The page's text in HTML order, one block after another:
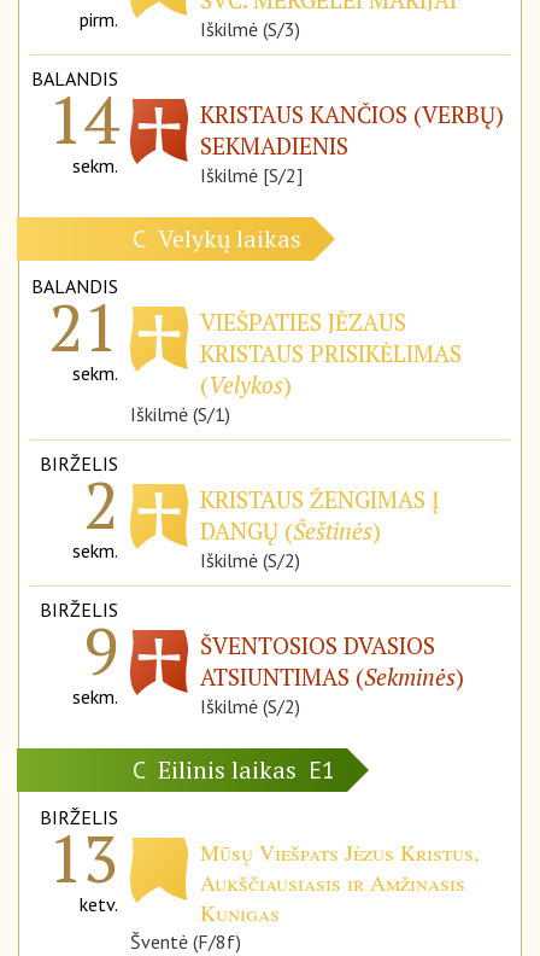
pirm. Iškilmė (S/3)
BALANDIS
14
sekm.
KRISTAUS KANČIOS (VERBŲ)
SEKMADIENIS
Iškilmė [S/2]
C Velykų laikas
BALANDIS
21
sekm.
VIEŠPATIES JĖZAUS
KRISTAUS PRISIKĖLIMAS
(Velykos)
Iškilmė (S/1)
BIRŽELIS
2
sekm.
KRISTAUS ŽENGIMAS Į
DANGŲ (Šeštinės)
Iškilmė (S/2)
BIRŽELIS
9
sekm.
ŠVENTOSIOS DVASIOS
ATSIUNTIMAS (Sekminės)
Iškilmė (S/2)
C Eilinis laikas E1
BIRŽELIS
13
ketv.
Mūsų Viešpats Jėzus Kristus,
Aukščiausiasis ir Amžinasis
Kunigas
Šventė (F/8f)